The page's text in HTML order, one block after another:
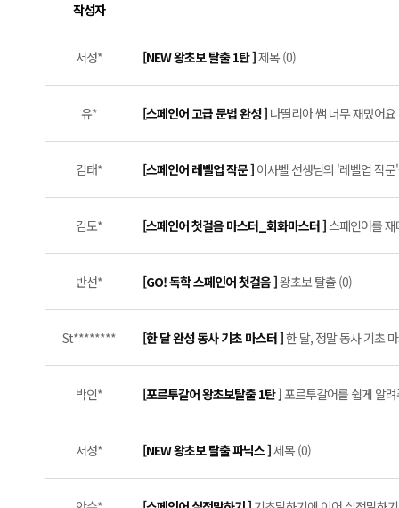
작성자
서성* [NEW 왕초보 탈출 1탄 ]제목 (0)
유* [스페인어 고급 문법 완성 ] 나딸리아 쌤 너무 재밌어요
김태* [스페인어 레벨업 작문 ] 이사벨 선생님의 '레벨업 작
김도* [스페인어 첫걸음 마스터_회화마스터 ]스페인어를
반선* [GO! 독학 스페인어 첫걸음 ]왕초보 탈출 (0)
St******** [한 달 완성 동사 기초 마스터 ]한 달, 정말 동사 기초
박인* [포르투갈어 왕초보탈출 1탄 ]포르투갈어를 쉽게 알
서성* [NEW 왕초보 탈출 파닉스 ]제목 (0)